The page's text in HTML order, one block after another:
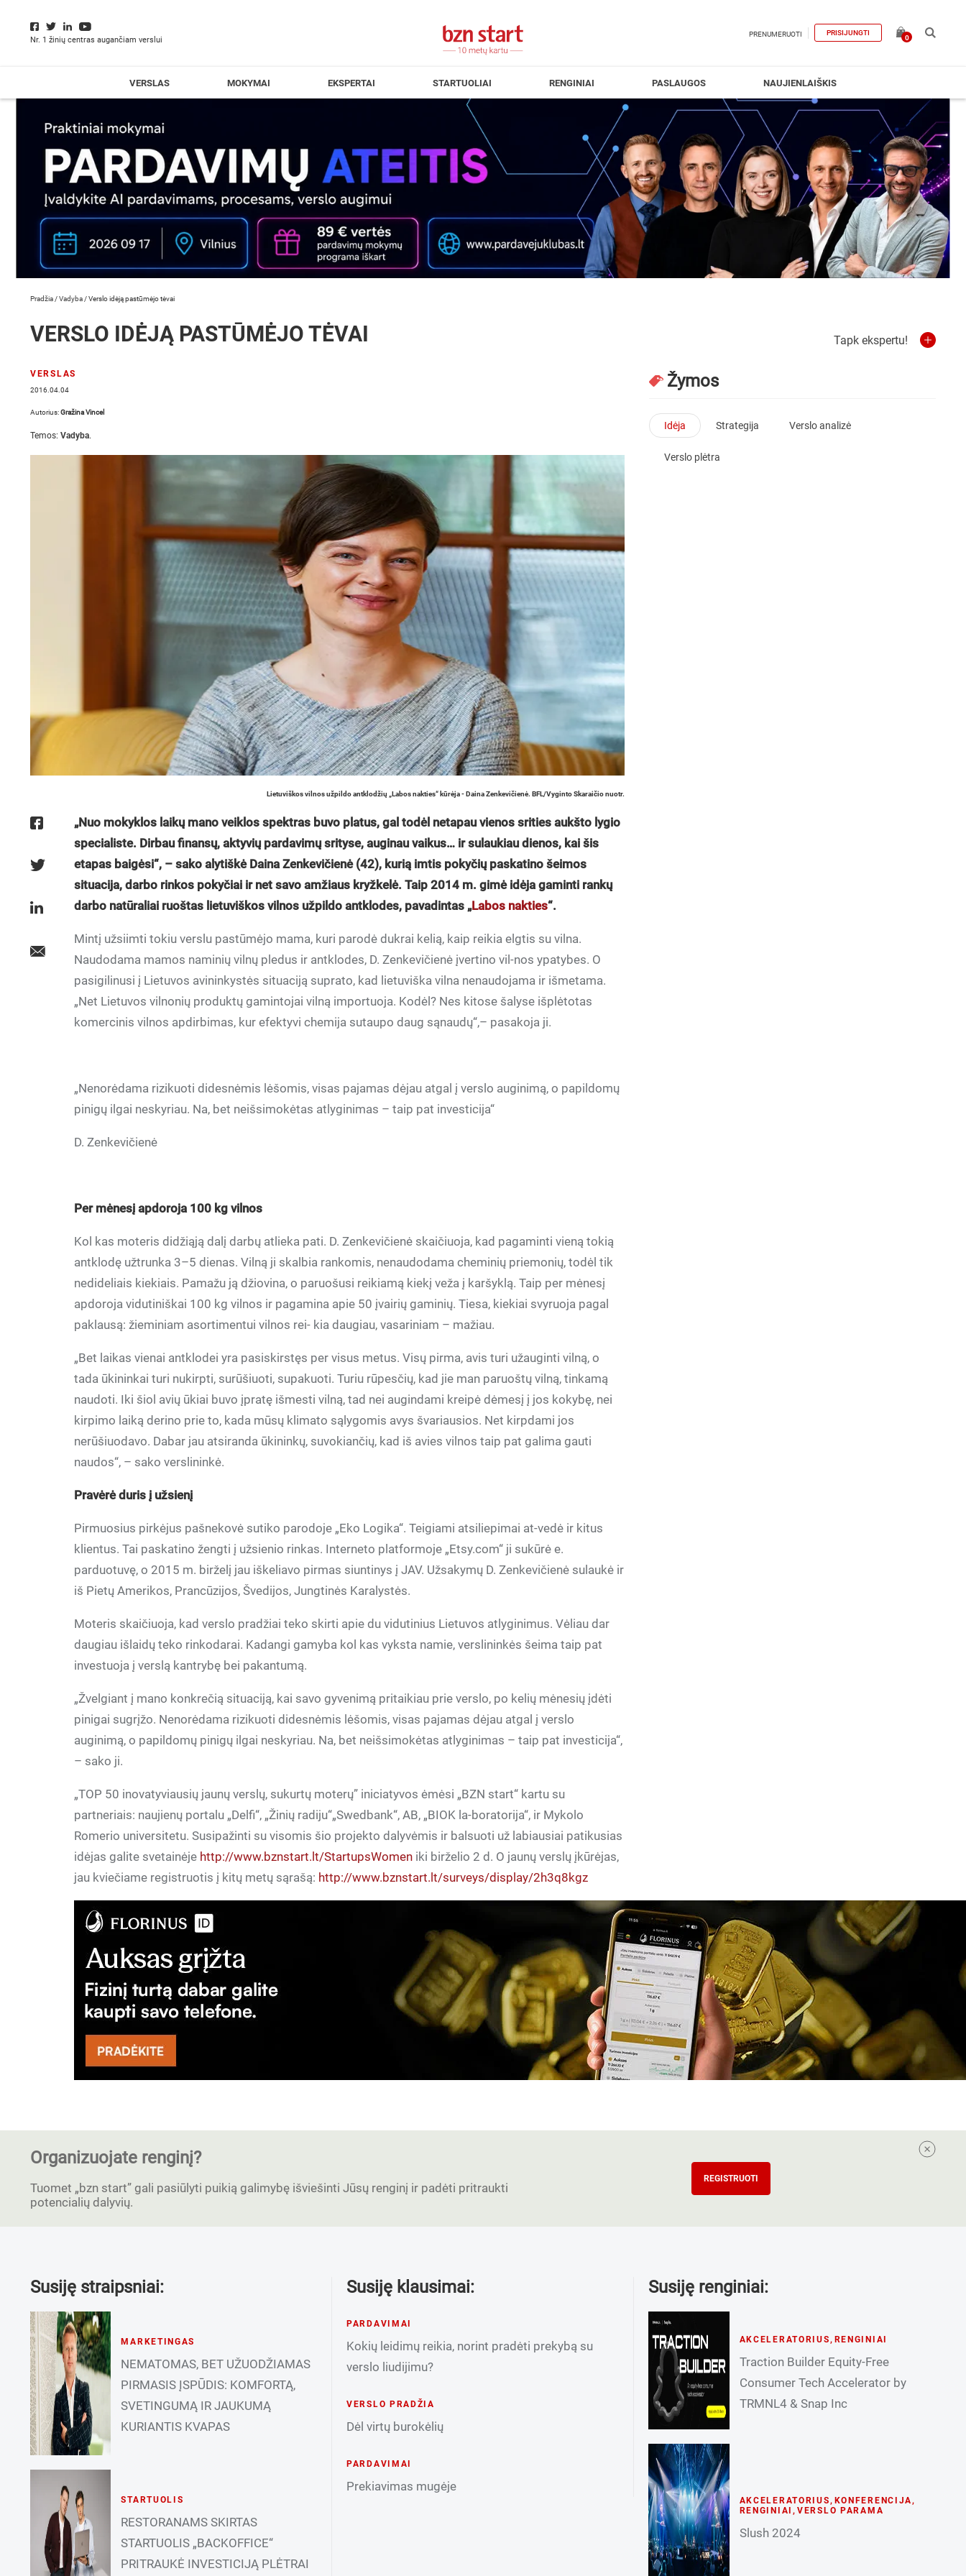
Nr. 1 žinių centras augančiam verslui
PRENUMERUOTI PRISIJUNGTI
0
VERSLAS MOKYMAI EKSPERTAI STARTUOLIAI RENGINIAI PASLAUGOS NAUJIENLAIŠKIS
Pradžia /Vadyba /Verslo idėją pastūmėjo tėvai
VERSLO IDĖJĄ PASTŪMĖJO TĖVAI
VERSLAS
2016.04.04
Autorius:Gražina Vincel
Temos: Vadyba.
Lietuviškos vilnos užpildo antklodžių „Labos nakties“ kūrėja - Daina Zenkevičienė. BFL/Vyginto Skaraičio nuotr.
„Nuo mokyklos laikų mano veiklos spektras buvo platus, gal todėl netapau vienos srities aukšto lygio
specialiste. Dirbau finansų, aktyvių pardavimų srityse, auginau vaikus… ir sulaukiau dienos, kai šis
etapas baigėsi“, – sako alytiškė Daina Zenkevičienė (42), kurią imtis pokyčių paskatino šeimos
situacija, darbo rinkos pokyčiai ir net savo amžiaus kryžkelė. Taip 2014 m. gimė idėja gaminti rankų
darbo natūraliai ruoštas lietuviškos vilnos užpildo antklodes, pavadintas „Labos nakties“.
Mintį užsiimti tokiu verslu pastūmėjo mama, kuri parodė dukrai kelią, kaip reikia elgtis su vilna.
Naudodama mamos naminių vilnų pledus ir antklodes, D. Zenkevičienė įvertino vil-nos ypatybes. O
pasigilinusi į Lietuvos avininkystės situaciją suprato, kad lietuviška vilna nenaudojama ir išmetama.
„Net Lietuvos vilnonių produktų gamintojai vilną importuoja. Kodėl? Nes kitose šalyse išplėtotas
komercinis vilnos apdirbimas, kur efektyvi chemija sutaupo daug sąnaudų“,– pasakoja ji.
„Nenorėdama rizikuoti didesnėmis lėšomis, visas pajamas dėjau atgal į verslo auginimą, o papildomų
pinigų ilgai neskyriau. Na, bet neišsimokėtas atlyginimas – taip pat investicija“
D. Zenkevičienė
Per mėnesį apdoroja 100 kg vilnos
Kol kas moteris didžiąją dalį darbų atlieka pati. D. Zenkevičienė skaičiuoja, kad pagaminti vieną tokią
antklodę užtrunka 3–5 dienas. Vilną ji skalbia rankomis, nenaudodama cheminių priemonių, todėl tik
nedideliais kiekiais. Pamažu ją džiovina, o paruošusi reikiamą kiekį veža į karšyklą. Taip per mėnesį
apdoroja vidutiniškai 100 kg vilnos ir pagamina apie 50 įvairių gaminių. Tiesa, kiekiai svyruoja pagal
paklausą: žieminiam asortimentui vilnos rei- kia daugiau, vasariniam – mažiau.
„Bet laikas vienai antklodei yra pasiskirstęs per visus metus. Visų pirma, avis turi užauginti vilną, o
tada ūkininkai turi nukirpti, surūšiuoti, supakuoti. Turiu rūpesčių, kad jie man paruoštų vilną, tinkamą
naudoti. Iki šiol avių ūkiai buvo įpratę išmesti vilną, tad nei augindami kreipė dėmesį į jos kokybę, nei
kirpimo laiką derino prie to, kada mūsų klimato sąlygomis avys švariausios. Net kirpdami jos
nerūšiuodavo. Dabar jau atsiranda ūkininkų, suvokiančių, kad iš avies vilnos taip pat galima gauti
naudos“, – sako verslininkė.
Pravėrė duris į užsienį
Pirmuosius pirkėjus pašnekovė sutiko parodoje „Eko Logika“. Teigiami atsiliepimai at-vedė ir kitus
klientus. Tai paskatino žengti į užsienio rinkas. Interneto platformoje „Etsy.com“ ji sukūrė e.
parduotuvę, o 2015 m. birželį jau iškeliavo pirmas siuntinys į JAV. Užsakymų D. Zenkevičienė sulaukė ir
iš Pietų Amerikos, Prancūzijos, Švedijos, Jungtinės Karalystės.
Moteris skaičiuoja, kad verslo pradžiai teko skirti apie du vidutinius Lietuvos atlyginimus. Vėliau dar
daugiau išlaidų teko rinkodarai. Kadangi gamyba kol kas vyksta namie, verslininkės šeima taip pat
investuoja į verslą kantrybę bei pakantumą.
„Žvelgiant į mano konkrečią situaciją, kai savo gyvenimą pritaikiau prie verslo, po kelių mėnesių įdėti
pinigai sugrįžo. Nenorėdama rizikuoti didesnėmis lėšomis, visas pajamas dėjau atgal į verslo
auginimą, o papildomų pinigų ilgai neskyriau. Na, bet neišsimokėtas atlyginimas – taip pat investicija“,
– sako ji.
„TOP 50 inovatyviausių jaunų verslų, sukurtų moterų” iniciatyvos ėmėsi „BZN start“ kartu su
partneriais: naujienų portalu „Delfi“, „Žinių radiju“„Swedbank“, AB, „BIOK la-boratorija“, ir Mykolo
Romerio universitetu. Susipažinti su visomis šio projekto dalyvėmis ir balsuoti už labiausiai patikusias
idėjas galite svetainėje http://www.bznstart.lt/StartupsWomen iki birželio 2 d. O jaunų verslų įkūrėjas,
jau kviečiame registruotis į kitų metų sąrašą: http://www.bznstart.lt/surveys/display/2h3q8kgz
Tapk ekspertu!
Žymos
Idėja Strategija Verslo analizė
Verslo plėtra
Organizuojate renginį?
Tuomet „bzn start” gali pasiūlyti puikią galimybę išviešinti Jūsų renginį ir padėti pritraukti
potencialių dalyvių.
REGISTRUOTI
Susiję straipsniai:
MARKETINGAS
NEMATOMAS, BET UŽUODŽIAMAS
PIRMASIS ĮSPŪDIS: KOMFORTĄ,
SVETINGUMĄ IR JAUKUMĄ
KURIANTIS KVAPAS
STARTUOLIS
RESTORANAMS SKIRTAS
STARTUOLIS „BACKOFFICE“
PRITRAUKĖ INVESTICIJĄ PLĖTRAI
Susiję klausimai:
PARDAVIMAI
Kokių leidimų reikia, norint pradėti prekybą su
verslo liudijimu?
VERSLO PRADŽIA
Dėl virtų burokėlių
PARDAVIMAI
Prekiavimas mugėje
Susiję renginiai:
AKCELERATORIUS , RENGINIAI
Traction Builder Equity-Free
Consumer Tech Accelerator by
TRMNL4 & Snap Inc
AKCELERATORIUS , KONFERENCIJA ,
RENGINIAI , VERSLO PARAMA
Slush 2024